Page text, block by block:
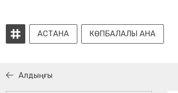
АСТАНА КӨПБАЛАЛЫ АНА
Алдыңғы